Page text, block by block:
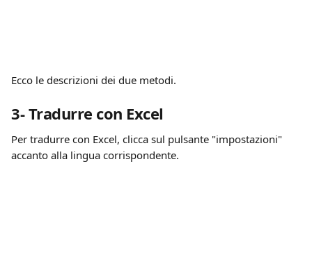
Ecco le descrizioni dei due metodi.
3- Tradurre con Excel
Per tradurre con Excel, clicca sul pulsante "impostazioni"
accanto alla lingua corrispondente.